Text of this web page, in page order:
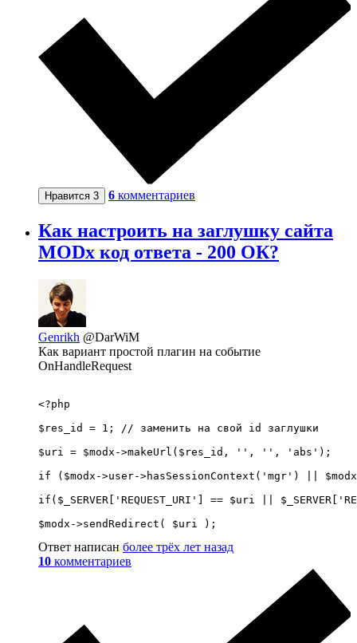
Нравится 3 6 комментариев
Как настроить на заглушку сайта
MODx код ответа - 200 ОК?
Genrikh @DarWiM
Как вариант простой плагин на событие
OnHandleRequest
<?php
$res_id = 1; // заменить на свой id заглушки
$uri = $modx->makeUrl($res_id, '', '', 'abs');
if ($modx->user->hasSessionContext('mgr') ||
if($_SERVER['REQUEST_URI'] == $uri ||
$modx->sendRedirect( $uri );
Ответ написан более трёх лет назад
10 комментариев